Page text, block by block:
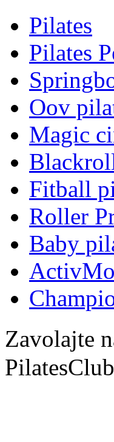
Pilates
Pilates
Oov
Magic
Fitball
Roller
Baby
Zavolajte